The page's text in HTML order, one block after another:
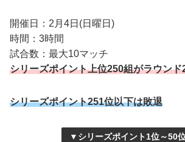
開催日：2月4日(日曜日)
時間：3時間
試合数：最大10マッチ
シリーズポイント上位250組がラウンド
シリーズポイント251位以下は敗退
▼シリーズポイント1位～50